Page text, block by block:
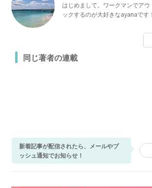
はじめまして。ワークマンでア
ックするのが大好きなayanaです
ています。インスタチェックが
情報は欠かさずチェックしている
は、「これは絶対紹介したい！」
同じ著者の連載
新着記事が配信されたら、メールやプ
ッシュ通知でお知らせ！